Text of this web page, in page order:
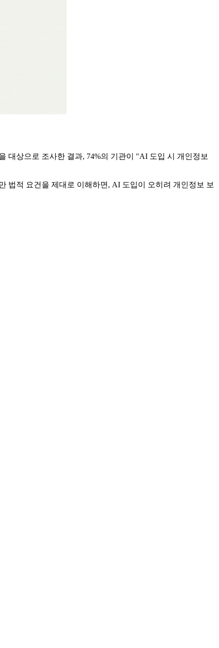
대상으로 조사한 결과, 74%의 기관이 "AI 도입 시 개인정보
법적 요건을 제대로 이해하면, AI 도입이 오히려 개인정보 보